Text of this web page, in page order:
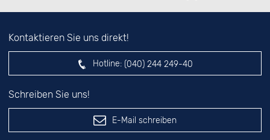
Kontaktieren Sie uns direkt!
Hotline: (040) 244 249-40
Schreiben Sie uns!
E-Mail schreiben